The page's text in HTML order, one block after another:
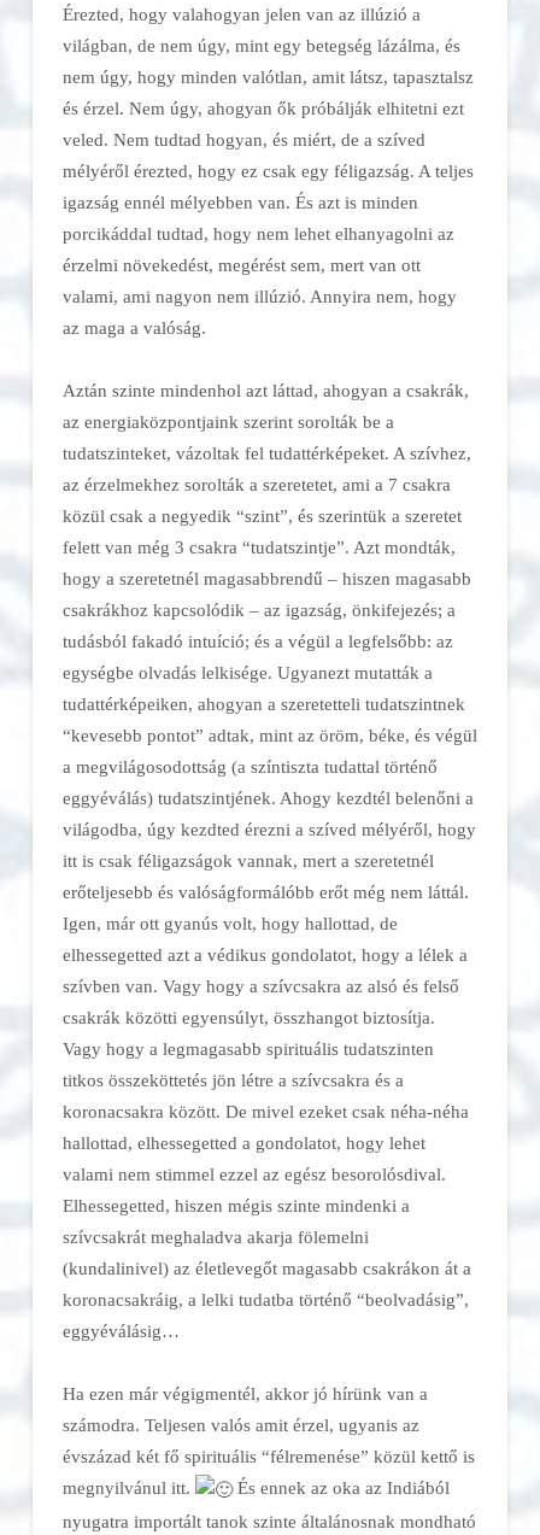
Érezted, hogy valahogyan jelen van az illúzió a
világban, de nem úgy, mint egy betegség lázálma, és
nem úgy, hogy minden valótlan, amit látsz, tapasztalsz
és érzel. Nem úgy, ahogyan ők próbálják elhitetni ezt
veled. Nem tudtad hogyan, és miért, de a szíved
mélyéről érezted, hogy ez csak egy féligazság. A teljes
igazság ennél mélyebben van. És azt is minden
porcikáddal tudtad, hogy nem lehet elhanyagolni az
érzelmi növekedést, megérést sem, mert van ott
valami, ami nagyon nem illúzió. Annyira nem, hogy
az maga a valóság.
Aztán szinte mindenhol azt láttad, ahogyan a csakrák,
az energiaközpontjaink szerint sorolták be a
tudatszinteket, vázoltak fel tudattérképeket. A szívhez,
az érzelmekhez sorolták a szeretetet, ami a 7 csakra
közül csak a negyedik “szint”, és szerintük a szeretet
felett van még 3 csakra “tudatszintje”. Azt mondták,
hogy a szeretetnél magasabbrendű – hiszen magasabb
csakrákhoz kapcsolódik – az igazság, önkifejezés; a
tudásból fakadó intuíció; és a végül a legfelsőbb: az
egységbe olvadás lelkisége. Ugyanezt mutatták a
tudattérképeiken, ahogyan a szeretetteli tudatszintnek
“kevesebb pontot” adtak, mint az öröm, béke, és végül
a megvilágosodottság (a színtiszta tudattal történő
eggyéválás) tudatszintjének. Ahogy kezdtél belenőni a
világodba, úgy kezdted érezni a szíved mélyéről, hogy
itt is csak féligazságok vannak, mert a szeretetnél
erőteljesebb és valóságformálóbb erőt még nem láttál.
Igen, már ott gyanús volt, hogy hallottad, de
elhessegetted azt a védikus gondolatot, hogy a lélek a
szívben van. Vagy hogy a szívcsakra az alsó és felső
csakrák közötti egyensúlyt, összhangot biztosítja.
Vagy hogy a legmagasabb spirituális tudatszinten
titkos összeköttetés jön létre a szívcsakra és a
koronacsakra között. De mivel ezeket csak néha-néha
hallottad, elhessegetted a gondolatot, hogy lehet
valami nem stimmel ezzel az egész besorolósdival.
Elhessegetted, hiszen mégis szinte mindenki a
szívcsakrát meghaladva akarja fölemelni
(kundalinivel) az életlevegőt magasabb csakrákon át a
koronacsakráig, a lelki tudatba történő “beolvadásig”,
eggyéválásig…
Ha ezen már végigmentél, akkor jó hírünk van a
számodra. Teljesen valós amit érzel, ugyanis az
évszázad két fő spirituális “félremenése” közül kettő is
megnyilvánul itt.
És ennek az oka az Indiából
nyugatra importált tanok szinte általánosnak mondható